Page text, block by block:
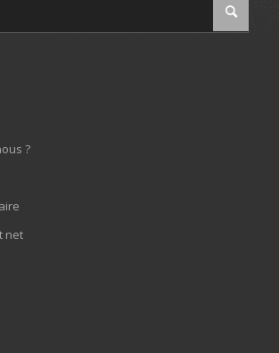
?
net